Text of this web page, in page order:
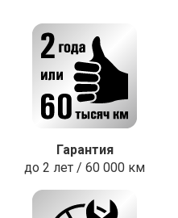
Гарантия
до 2 лет / 60 000 км